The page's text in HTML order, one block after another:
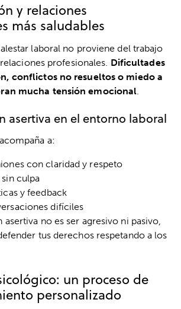
y relaciones
más saludables
laboral no proviene del trabajo
profesionales. Dificultades
conflictos no resueltos o miedo a
mucha tensión emocional.
asertiva en el entorno laboral
a:
con claridad y respeto
culpa
y feedback
difíciles
no es ser agresivo ni pasivo,
tus derechos respetando a los
un proceso de
personalizado